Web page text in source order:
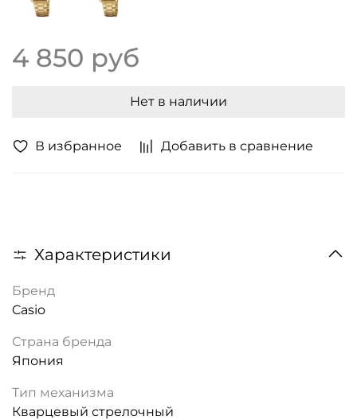
В избранное Добавить в сравнение
4 850 руб
Нет в наличии
Характеристики
Бренд
Casio
Страна бренда
Япония
Тип механизма
Кварцевый стрелочный